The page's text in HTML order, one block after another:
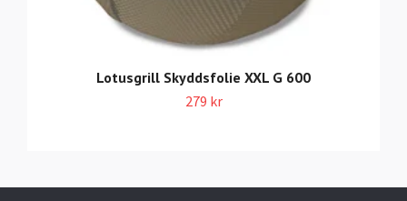
Lotusgrill Skyddsfolie XXL G 600
279 kr